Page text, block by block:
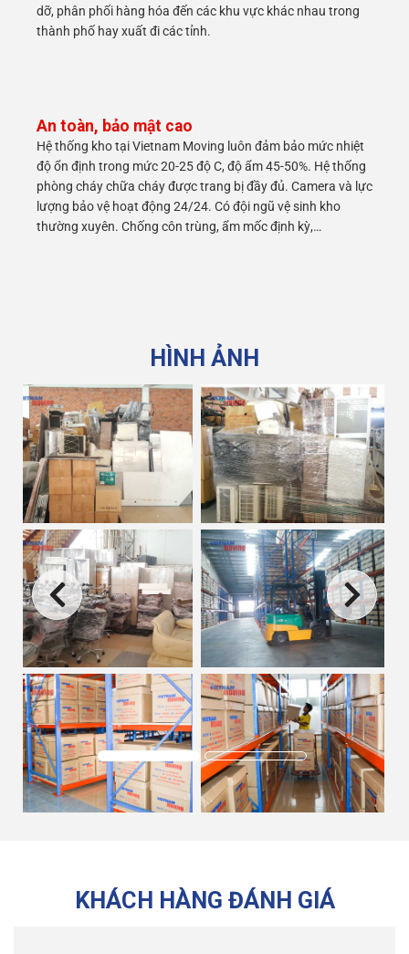
dỡ, phân phối hàng hóa đến các khu vực khác nhau trong
thành phố hay xuất đi các tỉnh.
An toàn, bảo mật cao
Hệ thống kho tại Vietnam Moving luôn đảm bảo mức nhiệt
độ ổn định trong mức 20-25 độ C, độ ẩm 45-50%. Hệ thống
phòng cháy chữa cháy được trang bị đầy đủ. Camera và lực
lượng bảo vệ hoạt động 24/24. Có đội ngũ vệ sinh kho
thường xuyên. Chống côn trùng, ẩm mốc định kỳ,…
HÌNH ẢNH
KHÁCH HÀNG ĐÁNH GIÁ